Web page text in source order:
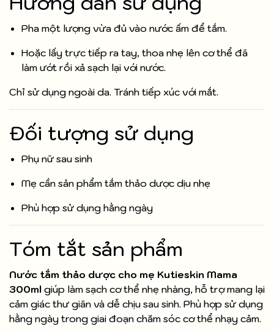
Pha một lượng vừa đủ vào nước ấm để tắm.
Hoặc lấy trực tiếp ra tay, thoa nhẹ lên cơ thể đã
làm ướt rồi xả sạch lại với nước.
Chỉ sử dụng ngoài da. Tránh tiếp xúc với mắt.
Đối tượng sử dụng
Phụ nữ sau sinh
Mẹ cần sản phẩm tắm thảo dược dịu nhẹ
Phù hợp sử dụng hằng ngày
Tóm tắt sản phẩm
Nước tắm thảo dược cho mẹ Kutieskin Mama
300ml giúp làm sạch cơ thể nhẹ nhàng, hỗ trợ mang lại
cảm giác thư giãn và dễ chịu sau sinh. Phù hợp sử dụng
hằng ngày trong giai đoạn chăm sóc cơ thể nhạy cảm.